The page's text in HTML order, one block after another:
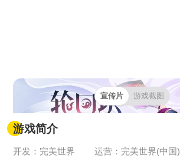
宣传片 游戏截图
游戏简介
开发：完美世界 运营：完美世界(中国)